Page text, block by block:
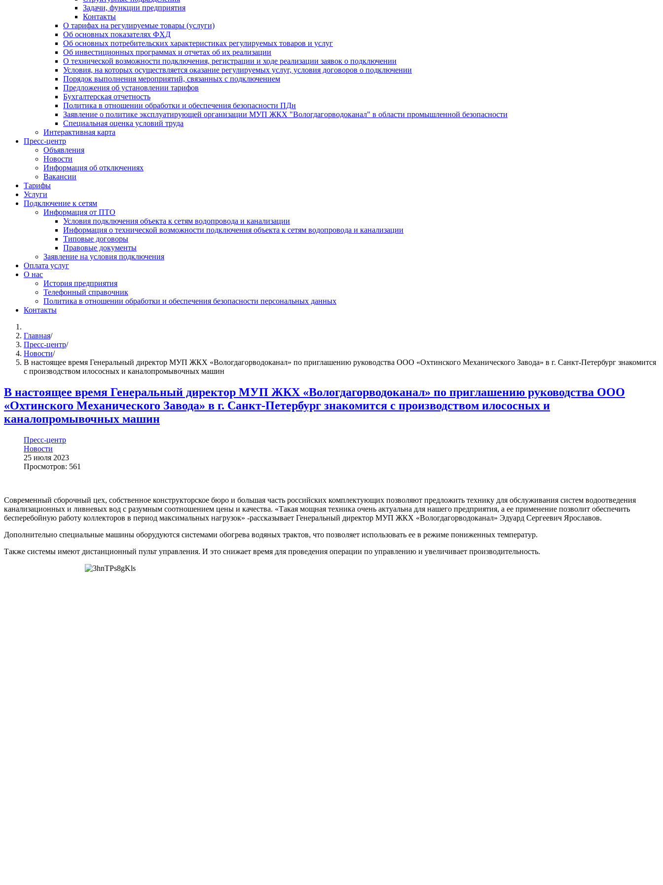
Задачи, функции предприятия
Контакты
О тарифах на регулируемые товары (услуги)
Об основных показателях ФХД
Об основных потребительских характеристиках регулируемых товаров и услуг
Об инвестиционных программах и отчетах об их реализации
О технической возможности подключения, регистрации и ходе реализации заявок о подключении
Условия, на которых осуществляется оказание регулируемых услуг, условия договоров о подключении
Порядок выполнения мероприятий, связанных с подключением
Предложения об установлении тарифов
Бухгалтерская отчетность
Политика в отношении обработки и обеспечения безопасности ПДн
Заявление о политике эксплуатирующей организации МУП ЖКХ "Вологдагорводоканал" в области промышленной безопасности
Специальная оценка условий труда
Интерактивная карта
Пресс-центр
Объявления
Новости
Информация об отключениях
Вакансии
Тарифы
Услуги
Подключение к сетям
Информация от ПТО
Условия подключения объекта к сетям водопровода и канализации
Информация о технической возможности подключения объекта к сетям водопровода и канализации
Типовые договоры
Правовые документы
Заявление на условия подключения
Оплата услуг
О нас
История предприятия
Телефонный справочник
Политика в отношении обработки и обеспечения безопасности персональных данных
Контакты
Главная/
Пресс-центр/
Новости/
В настоящее время Генеральный директор МУП ЖКХ «Вологдагорводоканал» по приглашению руководства ООО «Охтинского Механического Завода» в г. Санкт-Петербург знакомится
с производством илососных и каналопромывочных машин
В настоящее время Генеральный директор МУП ЖКХ «Вологдагорводоканал» по приглашению руководства ООО
«Охтинского Механического Завода» в г. Санкт-Петербург знакомится с производством илососных и
каналопромывочных машин
Пресс-центр
Новости
25 июля 2023
Просмотров: 561
Современный сборочный цех, собственное конструкторское бюро и большая часть российских комплектующих позволяют предложить технику для обслуживания систем водоотведения
канализационных и ливневых вод с разумным соотношением цены и качества. «Такая мощная техника очень актуальна для нашего предприятия, а ее применение позволит обеспечить
бесперебойную работу коллекторов в период максимальных нагрузок» -рассказывает Генеральный директор МУП ЖКХ «Вологдагорводоканал» Эдуард Сергеевич Ярославов.
Дополнительно специальные машины оборудуются системами обогрева водяных трактов, что позволяет использовать ее в режиме пониженных температур.
Также системы имеют дистанционный пульт управления. И это снижает время для проведения операции по управлению и увеличивает производительность.